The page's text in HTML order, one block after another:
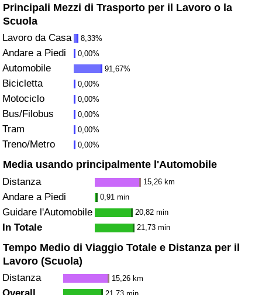
Principali Mezzi di Trasporto per il Lavoro o la
Scuola
Lavoro da Casa 8,33%
Andare a Piedi 0,00%
Automobile 91,67%
Bicicletta 0,00%
Motociclo 0,00%
Bus/Filobus 0,00%
Tram 0,00%
Treno/Metro 0,00%
Media usando principalmente l'Automobile
Distanza 15,26 km
Andare a Piedi 0,91 min
Guidare l'Automobile 20,82 min
In Totale 21,73 min
Tempo Medio di Viaggio Totale e Distanza per il
Lavoro (Scuola)
Distanza 15,26 km
Indice di criminalità per paese
Assistenza Sanitaria
Indice dell’Assistenza Sanitaria (Corrente)
Indice dell’Assistenza Sanitaria
Indice dell’Assistenza Sanitaria per
Inquinamento
Indice dell’Inquinamento (Corrente)
Indice di inquinamento
Indice dell’Inquinamento per Nazione